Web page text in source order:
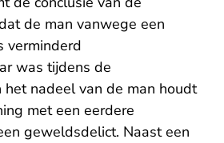
de man vanwege een
verminderd
was tijdens de
het nadeel van de man houdt
met een eerdere
geweldsdelict. Naast een